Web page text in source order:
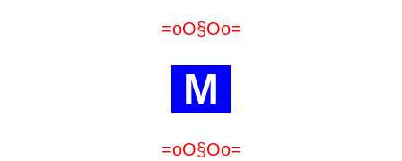
=oO§Oo=
M
=oO§Oo=